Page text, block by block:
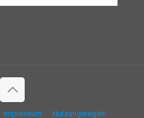
Impressum Nutzungsregeln